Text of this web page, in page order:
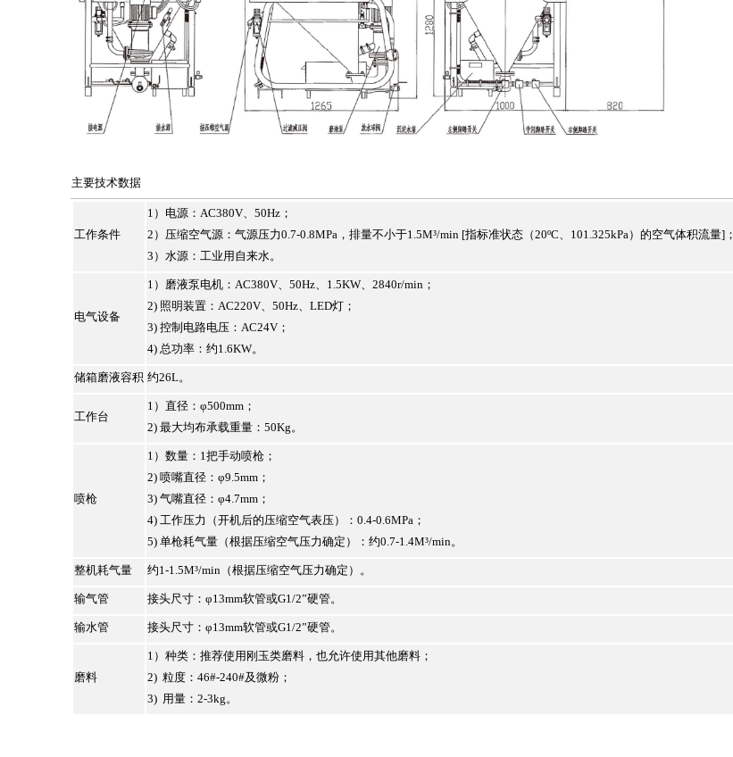
主要技术数据
工作条件
1）电源：AC380V、50Hz；
2）压缩空气源：气源压力0.7-0.8MPa，排量不小于1.5M³/min [指标准状态（20ºC、101.325kPa）的空气体积流量]
3）水源：工业用自来水。
电气设备
1）磨液泵电机：AC380V、50Hz、1.5KW、2840r/min；
2) 照明装置：AC220V、50Hz、LED灯；
3) 控制电路电压：AC24V；
4) 总功率：约1.6KW。
储箱磨液容积 约26L。
工作台
1）直径：φ500mm；
2) 最大均布承载重量：50Kg。
喷枪
1）数量：1把手动喷枪；
2) 喷嘴直径：φ9.5mm；
3) 气嘴直径：φ4.7mm；
4) 工作压力（开机后的压缩空气表压）：0.4-0.6MPa；
5) 单枪耗气量（根据压缩空气压力确定）：约0.7-1.4M³/min。
整机耗气量 约1-1.5M³/min（根据压缩空气压力确定）。
输气管 接头尺寸：φ13mm软管或G1/2”硬管。
输水管 接头尺寸：φ13mm软管或G1/2”硬管。
磨料
1）种类：推荐使用刚玉类磨料，也允许使用其他磨料；
2) 粒度：46#-240#及微粉；
3) 用量：2-3kg。